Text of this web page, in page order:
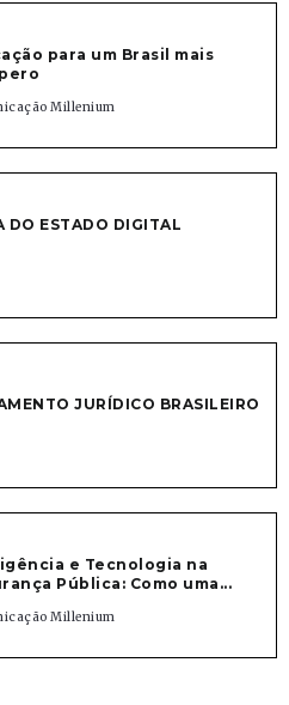
para um Brasil mais
Millenium
DO ESTADO DIGITAL
JURÍDICO BRASILEIRO
e Tecnologia na
Pública: Como uma...
Millenium